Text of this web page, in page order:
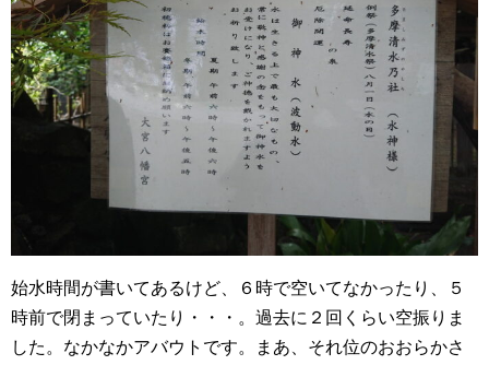
始水時間が書いてあるけど、６時で空いてなかったり、５
時前で閉まっていたり・・・。過去に２回くらい空振りま
した。なかなかアバウトです。まあ、それ位のおおらかさ